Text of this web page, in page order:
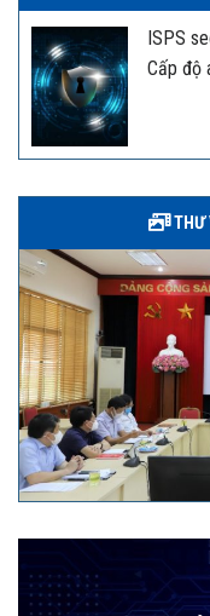
ISPS
Cấp độ
THƯ